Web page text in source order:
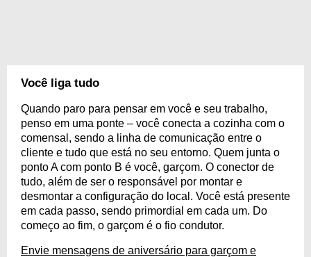
Você liga tudo
Quando paro para pensar em você e seu trabalho,
penso em uma ponte – você conecta a cozinha com o
comensal, sendo a linha de comunicação entre o
cliente e tudo que está no seu entorno. Quem junta o
ponto A com ponto B é você, garçom. O conector de
tudo, além de ser o responsável por montar e
desmontar a configuração do local. Você está presente
em cada passo, sendo primordial em cada um. Do
começo ao fim, o garçom é o fio condutor.
Envie mensagens de aniversário para garçom e